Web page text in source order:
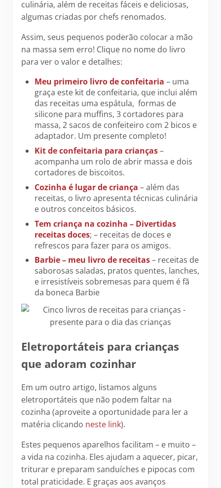
culinária, além de receitas fáceis e deliciosas,
algumas criadas por chefs renomados.
Assim, seus pequenos poderão colocar a mão
na massa sem erro! Clique no nome do livro
para ver o valor e detalhes:
Meu primeiro livro de confeitaria – uma
graça este kit de confeitaria, que inclui além
das receitas uma espátula, formas de
silicone para muffins, 3 cortadores para
massa, 2 sacos de confeiteiro com 2 bicos e
adaptador. Um presente completo!
Kit de confeitaria para crianças–
acompanha um rolo de abrir massa e dois
cortadores de biscoitos.
Cozinha é lugar de criança – além das
receitas, o livro apresenta técnicas culinária
e outros conceitos básicos.
Tem criança na cozinha – Divertidas
receitas doces; – receitas de doces e
refrescos para fazer para os amigos.
Barbie – meu livro de receitas – receitas de
saborosas saladas, pratos quentes, lanches,
e irresistíveis sobremesas para quem é fã
da boneca Barbie
Eletroportáteis para crianças
que adoram cozinhar
Em um outro artigo, listamos alguns
eletroportáteis que não podem faltar na
cozinha (aproveite a oportunidade para ler a
matéria clicando neste link).
Estes pequenos aparelhos facilitam – e muito –
a vida na cozinha. Eles ajudam a aquecer, picar,
triturar e preparam sanduíches e pipocas com
total praticidade. E graças aos avanços